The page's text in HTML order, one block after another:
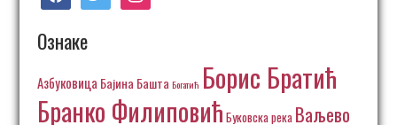
Ознаке
Азбуковица Бајина Башта Богатић Борис Братић
Бранко Филиповић Буковска река Ваљево